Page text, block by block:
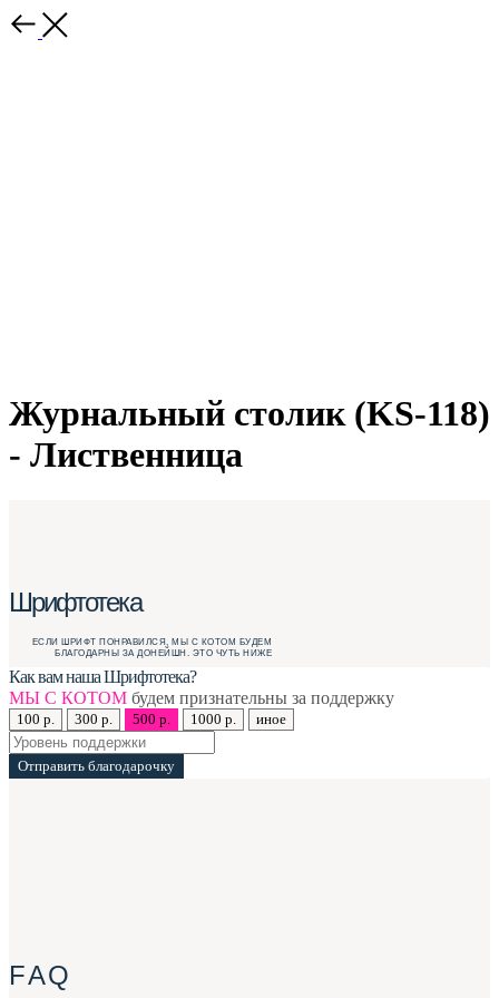
Журнальный столик (KS-118)
- Лиственница
Шрифтотека
ЕСЛИ ШРИФТ ПОНРАВИЛСЯ, МЫ С КОТОМ БУДЕМ
БЛАГОДАРНЫ ЗА ДОНЕЙШН. ЭТО ЧУТЬ НИЖЕ
Как вам наша Шрифтотека?
МЫ С КОТОМ будем признательны за поддержку
100 р. 300 р. 500 р. 1000 р. иное
Отправить благодарочку
F A Q